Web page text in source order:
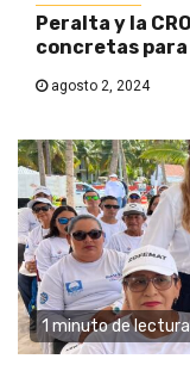
Peralta y la
concretas
agosto 2, 2024
1 minuto de lectura